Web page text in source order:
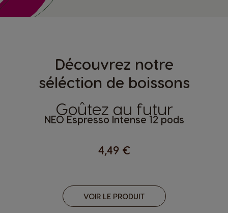
Découvrez notre
séléction de boissons
Goûtez au futur
NEO Espresso Intense 12 pods
4,49 €
VOIR LE PRODUIT